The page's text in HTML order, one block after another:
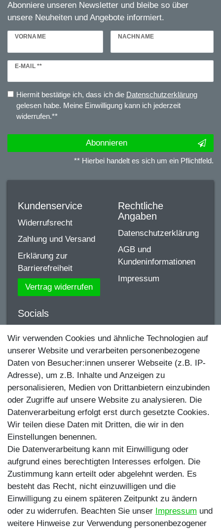
Abonniere unseren Newsletter und bleibe so über
unsere Neuheiten und Angebote informiert.
VORNAME NACHNAME
E-MAIL **
Newsletter
Hiermit bestätige ich, dass ich die Daten­schutz­erklärung
gelesen habe. Meine Einwilligung kann ich jederzeit
widerrufen.**
Abonnieren
** Hierbei handelt es sich um ein Pflichtfeld.
Kundenservice
Widerrufsrecht
Zahlung und Versand
Erklärung zur
Barrierefreiheit
Vertrag widerrufen
Rechtliche
Angaben
Datenschutzerklärung
AGB und
Kundeninformationen
Impressum
Socials
YouTube
Facebook
Instagram
TikTok
Zahlungsmethoden
Egal ob Barsch, Hecht, Zander und Co. -
Riverfighters ist der Shop für Raubfischangler -
Von Anglern für Angler
Wir verwenden Cookies und ähnliche Technologien auf
unserer Website und verarbeiten personenbezogene
Daten von Besucher:innen unserer Webseite (z.B. IP-
Adresse), um z.B. Inhalte und Anzeigen zu
personalisieren, Medien von Drittanbietern einzubinden
oder Zugriffe auf unsere Website zu analysieren. Die
Datenverarbeitung erfolgt erst durch gesetzte Cookies.
Wir teilen diese Daten mit Dritten, die wir in den
Einstellungen benennen.
Die Datenverarbeitung kann mit Einwilligung oder
aufgrund eines berechtigten Interesses erfolgen. Die
Zustimmung kann erteilt oder abgelehnt werden. Es
besteht das Recht, nicht einzuwilligen und die
Einwilligung zu einem späteren Zeitpunkt zu ändern
oder zu widerrufen. Beachten Sie unser Impressum und
weitere Hinweise zur Verwendung personenbezogener